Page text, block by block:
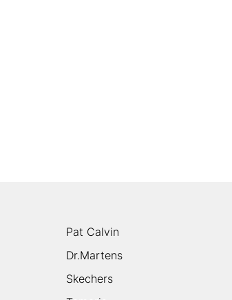
Pat Calvin
Dr.Martens
Skechers